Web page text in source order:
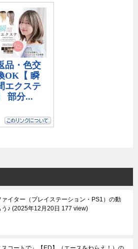
イター（プレイステーション・PS1）の動
♪ 2025年12月20日 177 view